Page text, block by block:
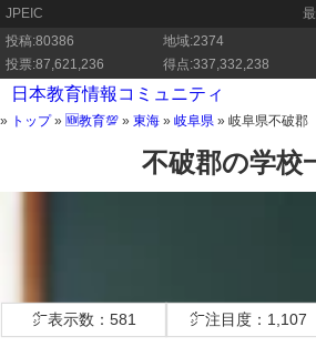
JPEIC
投稿:80386
地域:2374
投票:87,621,236
得点:337,332,238
日本教育情報コミュニティ
» トップ» 🆕教育💯 » 東海 » 岐阜県 » 岐阜県不破郡
不破郡の学校
㌻表示数：581 ㌻注目度：1,107